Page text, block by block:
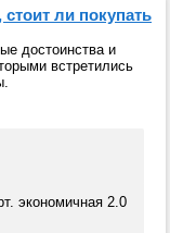
ли покупать
достоинства и
встретились
экономичная 2.0